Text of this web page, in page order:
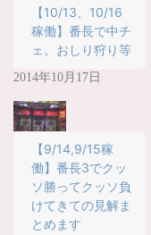
ン
ド
ウ
開
ま
す
だ
い
(
新
い
ウ
開
き
ま
す
)
【10/13、10/16
稼働】番長で中チ
ェ。おしり狩り等
2014年10月17日
【9/14,9/15稼
働】番長3でクッ
ソ勝ってクッソ負
けてきての見解ま
とめます